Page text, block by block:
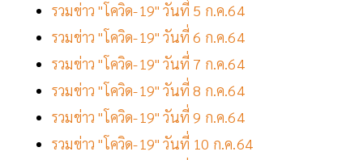
รวมข่าว "โควิด-19" วันที่ 5 ก.ค.64
รวมข่าว "โควิด-19" วันที่ 6 ก.ค.64
รวมข่าว "โควิด-19" วันที่ 7 ก.ค.64
รวมข่าว "โควิด-19" วันที่ 8 ก.ค.64
รวมข่าว "โควิด-19" วันที่ 9 ก.ค.64
รวมข่าว "โควิด-19" วันที่ 10 ก.ค.64